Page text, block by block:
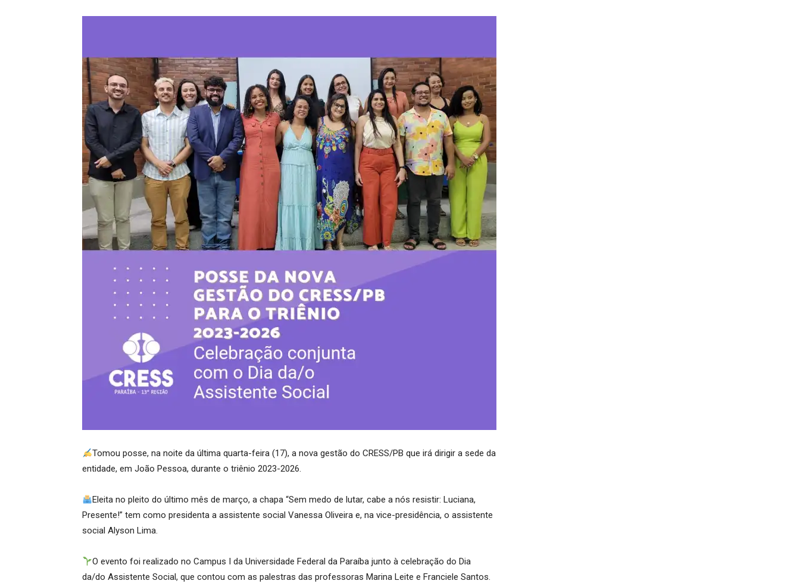
Tomou posse, na noite da última quarta-feira (17), a nova gestão do CRESS/PB que irá dirigir a sede da
entidade, em João Pessoa, durante o triênio 2023-2026.
Eleita no pleito do último mês de março, a chapa “Sem medo de lutar, cabe a nós resistir: Luciana,
Presente!” tem como presidenta a assistente social Vanessa Oliveira e, na vice-presidência, o assistente
social Alyson Lima.
O evento foi realizado no Campus I da Universidade Federal da Paraíba junto à celebração do Dia
da/do Assistente Social, que contou com as palestras das professoras Marina Leite e Franciele Santos.